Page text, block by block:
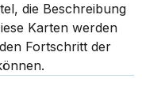
die Beschreibung
Karten werden
Fortschritt der